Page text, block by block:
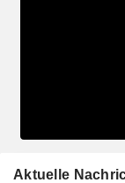
Aktuelle